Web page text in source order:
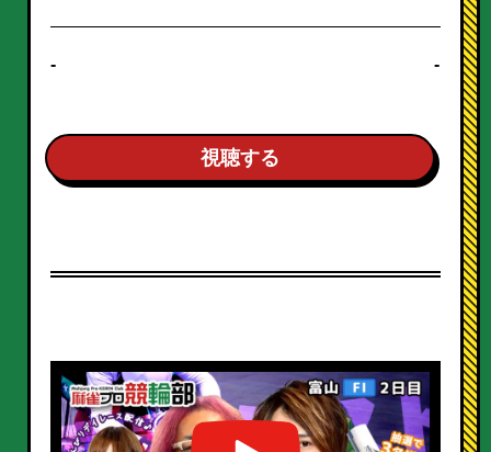
- -
視聴する